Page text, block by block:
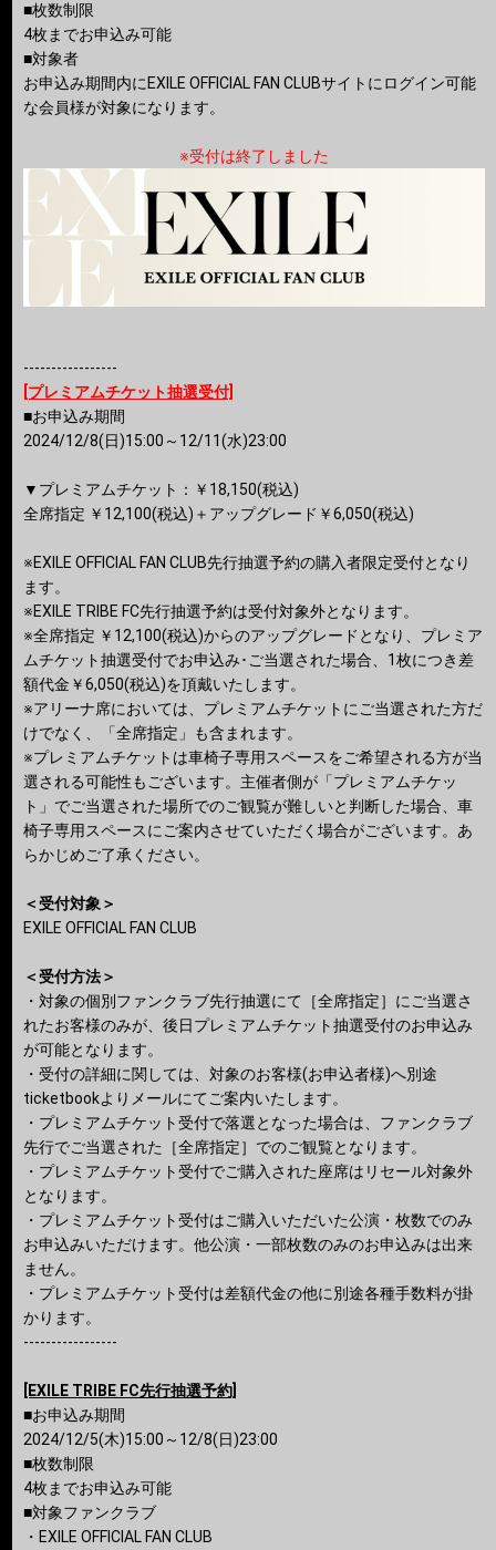
■枚数制限
4枚までお申込み可能
■対象者
お申込み期間内にEXILE OFFICIAL FAN CLUBサイトにログイン可能
な会員様が対象になります。
※受付は終了しました
-----------------
[プレミアムチケット抽選受付]
■お申込み期間
2024/12/8(日)15:00～12/11(水)23:00
▼プレミアムチケット：￥18,150(税込)
全席指定 ￥12,100(税込)＋アップグレード￥6,050(税込)
※EXILE OFFICIAL FAN CLUB先行抽選予約の購入者限定受付となり
ます。
※EXILE TRIBE FC先行抽選予約は受付対象外となります。
※全席指定 ￥12,100(税込)からのアップグレードとなり、プレミア
ムチケット抽選受付でお申込み･ご当選された場合、1枚につき差
額代金￥6,050(税込)を頂戴いたします。
※アリーナ席においては、プレミアムチケットにご当選された方だ
けでなく、「全席指定」も含まれます。
※プレミアムチケットは車椅子専用スペースをご希望される方が当
選される可能性もございます。主催者側が「プレミアムチケッ
ト」でご当選された場所でのご観覧が難しいと判断した場合、車
椅子専用スペースにご案内させていただく場合がございます。あ
らかじめご了承ください。
＜受付対象＞
EXILE OFFICIAL FAN CLUB
＜受付方法＞
・対象の個別ファンクラブ先行抽選にて［全席指定］にご当選さ
れたお客様のみが、後日プレミアムチケット抽選受付のお申込み
が可能となります。
・受付の詳細に関しては、対象のお客様(お申込者様)へ別途
ticketbookよりメールにてご案内いたします。
・プレミアムチケット受付で落選となった場合は、ファンクラブ
先行でご当選された［全席指定］でのご観覧となります。
・プレミアムチケット受付でご購⼊された座席はリセール対象外
となります。
・プレミアムチケット受付はご購⼊いただいた公演・枚数でのみ
お申込みいただけます。他公演・⼀部枚数のみのお申込みは出来
ません。
・プレミアムチケット受付は差額代金の他に別途各種手数料が掛
かります。
-----------------
[EXILE TRIBE FC先行抽選予約]
■お申込み期間
2024/12/5(木)15:00～12/8(日)23:00
■枚数制限
4枚までお申込み可能
■対象ファンクラブ
・EXILE OFFICIAL FAN CLUB